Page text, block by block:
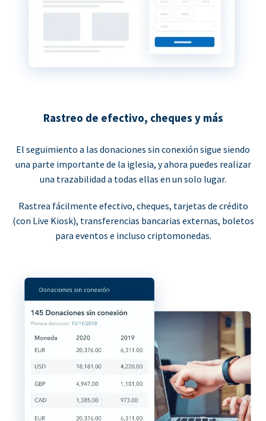
Rastreo de efectivo, cheques y más
El seguimiento a las donaciones sin conexión sigue siendo
una parte importante de la iglesia, y ahora puedes realizar
una trazabilidad a todas ellas en un solo lugar.
Rastrea fácilmente efectivo, cheques, tarjetas de crédito
(con Live Kiosk), transferencias bancarias externas, boletos
para eventos e incluso criptomonedas.